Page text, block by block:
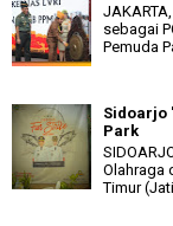
sebagai
Pemuda
Sidoarjo
Park
Olahraga
Timur